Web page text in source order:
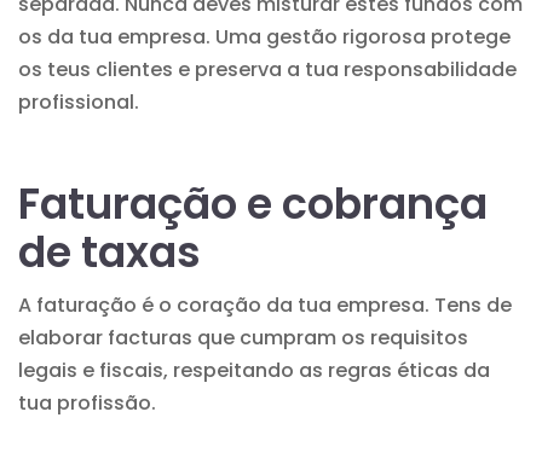
os da tua empresa. Uma gestão rigorosa protege
os teus clientes e preserva a tua responsabilidade
profissional.
Faturação e cobrança
de taxas
A faturação é o coração da tua empresa. Tens de
elaborar facturas que cumpram os requisitos
legais e fiscais, respeitando as regras éticas da
tua profissão.